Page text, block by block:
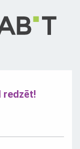
redzēt!